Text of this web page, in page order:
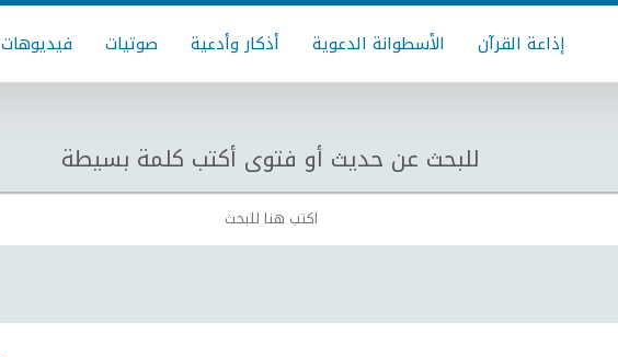
إذاعة القرآن الأسطوانة الدعوية أذكار وأدعية صوتيات فيديوهات
للبحث عن حديث أو فتوى أكتب كلمة بسيطة